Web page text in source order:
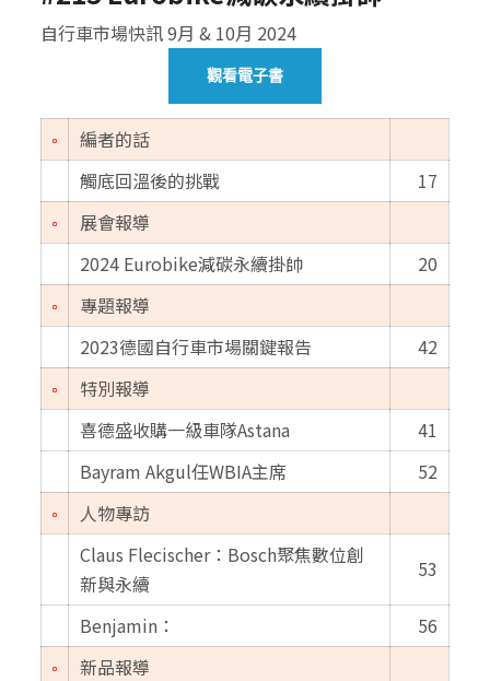
自行車市場快訊 9月 & 10月 2024
觀看電子書
編者的話
觸底回溫後的挑戰
17
展會報導
2024 Eurobike減碳永續掛帥
20
專題報導
2023德國自行車市場關鍵報告
42
特別報導
喜德盛收購一級車隊Astana
41
Bayram Akgul任WBIA主席
52
人物專訪
Claus Flecischer：Bosch聚焦數位創
新與永續
53
Benjamin：
56
新品報導